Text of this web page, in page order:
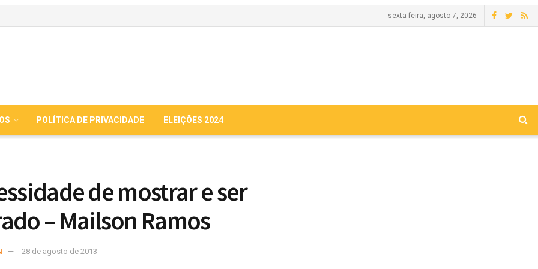
sexta-feira, agosto 7, 2026
POLÍTICA DE PRIVACIDADE ELEIÇÕES 2024
de mostrar e ser
– Mailson Ramos
28 de agosto de 2013